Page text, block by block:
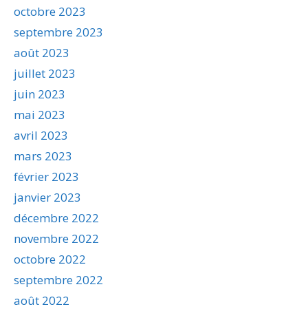
octobre 2023
septembre 2023
août 2023
juillet 2023
juin 2023
mai 2023
avril 2023
mars 2023
février 2023
janvier 2023
décembre 2022
novembre 2022
octobre 2022
septembre 2022
août 2022